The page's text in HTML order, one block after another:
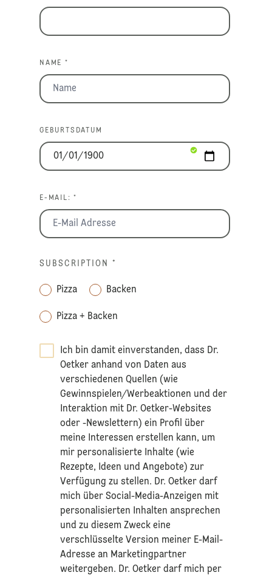
NAME *
GEBURTSDATUM
E-MAIL: *
SUBSCRIPTION *
Pizza Backen
Pizza + Backen
Ich bin damit einverstanden, dass Dr.
Oetker anhand von Daten aus
verschiedenen Quellen (wie
Gewinnspielen/Werbeaktionen und der
Interaktion mit Dr. Oetker-Websites
oder -Newslettern) ein Profil über
meine Interessen erstellen kann, um
mir personalisierte Inhalte (wie
Rezepte, Ideen und Angebote) zur
Verfügung zu stellen. Dr. Oetker darf
mich über Social-Media-Anzeigen mit
personalisierten Inhalten ansprechen
und zu diesem Zweck eine
verschlüsselte Version meiner E-Mail-
Adresse an Marketingpartner
weitergeben. Dr. Oetker darf mich per